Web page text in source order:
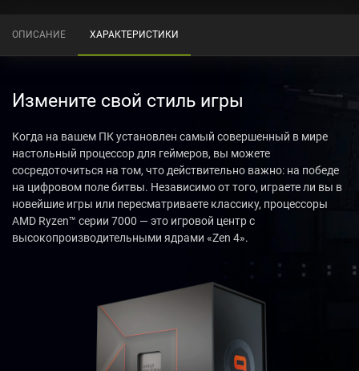
ОПИСАНИЕ ХАРАКТЕРИСТИКИ
Измените свой стиль игры
Когда на вашем ПК установлен самый совершенный в мире
настольный процессор для геймеров, вы можете
сосредоточиться на том, что действительно важно: на победе
на цифровом поле битвы. Независимо от того, играете ли вы в
новейшие игры или пересматриваете классику, процессоры
AMD Ryzen™ серии 7000 — это игровой центр с
высокопроизводительными ядрами «Zen 4».